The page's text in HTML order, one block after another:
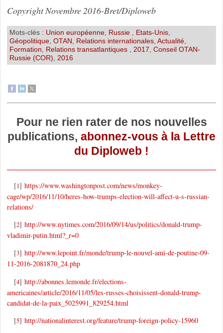
Copyright Novembre 2016-Bret/Diploweb
Mots-clés : Union européenne, Russie Etats-Unis,
Géopolitique, OTAN Relations internationales, Actualité,
Formation
Relations transatlantiques 2017 Conseil OTAN-
Russie (COR)
2016
Pour ne rien rater de nos nouvelles
publications, abonnez-vous à la Lettre
du Diploweb !
[1]https://www.washingtonpost.com/news/monkey-
cage/wp/2016/11/10/heres-how-trumps-election-will-affect-u-s-russian-
relations/
[2]http://www.nytimes.com/2016/09/14/us/politics/donald-trump-
vladimir-putin.html?_r=0
[3]http://www.lepoint.fr/monde/trump-le-nouvel-ami-de-poutine-09-
11-2016-2081870_24.php
[4]http://abonnes.lemonde.fr/elections-
americaines/article/2016/11/05/les-russes-choisissent-donald-trump-
candidat-de-la-paix_5025991_829254.html
[5]http://nationalinterest.org/feature/trump-foreign-policy-15960